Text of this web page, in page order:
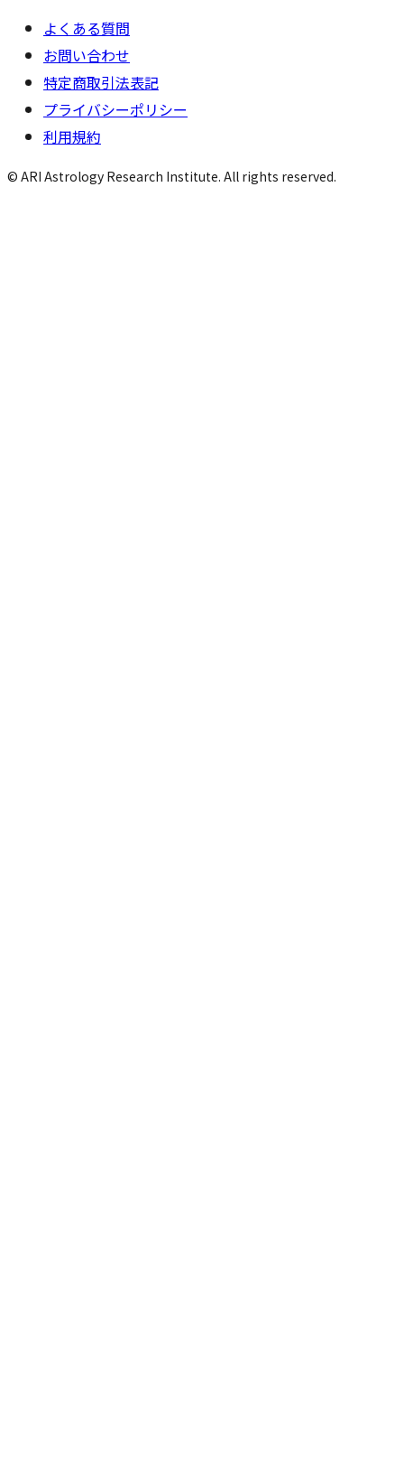
よくある質問
お問い合わせ
特定商取引法表記
プライバシーポリシー
利用規約
© ARI Astrology Research Institute. All rights reserved.